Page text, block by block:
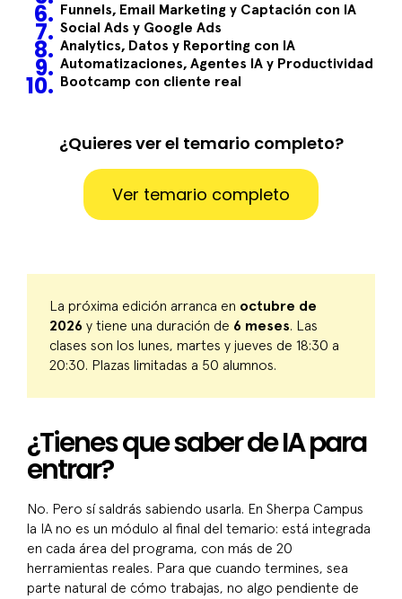
Funnels, Email Marketing y Captación con IA
Social Ads y Google Ads
Analytics, Datos y Reporting con IA
Automatizaciones, Agentes IA y Productividad
Bootcamp con cliente real
¿Quieres ver el temario completo?
Ver temario completo
La próxima edición arranca en octubre de
2026 y tiene una duración de 6 meses. Las
clases son los lunes, martes y jueves de 18:30 a
20:30. Plazas limitadas a 50 alumnos.
¿Tienes que saber de IA para
entrar?
No. Pero sí saldrás sabiendo usarla. En Sherpa Campus
la IA no es un módulo al final del temario: está integrada
en cada área del programa, con más de 20
herramientas reales. Para que cuando termines, sea
parte natural de cómo trabajas, no algo pendiente de